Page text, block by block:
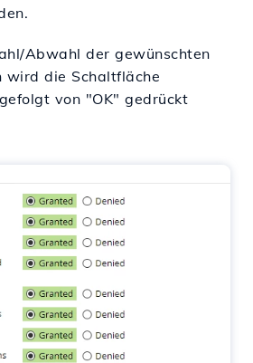
Abwahl der gewünschten
wird die Schaltfläche
von "OK" gedrückt